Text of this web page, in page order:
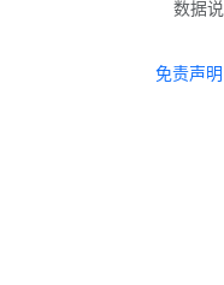
数据
免责声明